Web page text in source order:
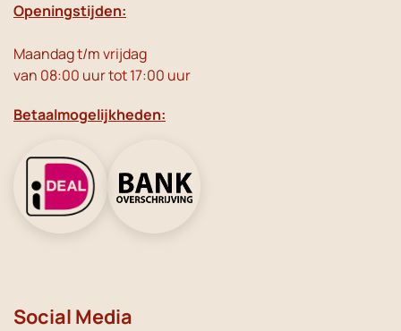
Openingstijden:
Maandag t/m vrijdag
van 08:00 uur tot 17:00 uur
Betaalmogelijkheden:
Social Media